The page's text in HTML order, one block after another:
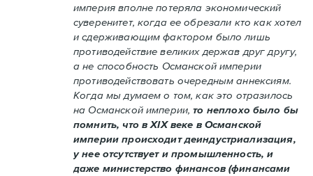
империя вполне потеряла экономический
суверенитет, когда ее обрезали кто как хотел
и сдерживающим фактором было лишь
противодействие великих держав друг другу,
а не способность Османской империи
противодействовать очередным аннексиям.
Когда мы думаем о том, как это отразилось
на Османской империи,то неплохо было бы
помнить, что в XIX веке в Османской
империи происходит деиндустриализация,
у нее отсутствует и промышленность, и
даже министерство финансов (финансами